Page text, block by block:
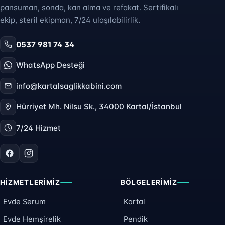
pansuman, sonda, kan alma ve refakat. Sertifikalı
ekip, steril ekipman, 7/24 ulaşılabilirlik.
0537 981 74 34
WhatsApp Desteği
info@kartalsaglikkabini.com
Hürriyet Mh. Nilsu Sk., 34000 Kartal/İstanbul
7/24 Hizmet
HIZMETLERIMIZ
Evde Serum
Evde Hemşirelik
BÖLGELERIMIZ
Kartal
Pendik